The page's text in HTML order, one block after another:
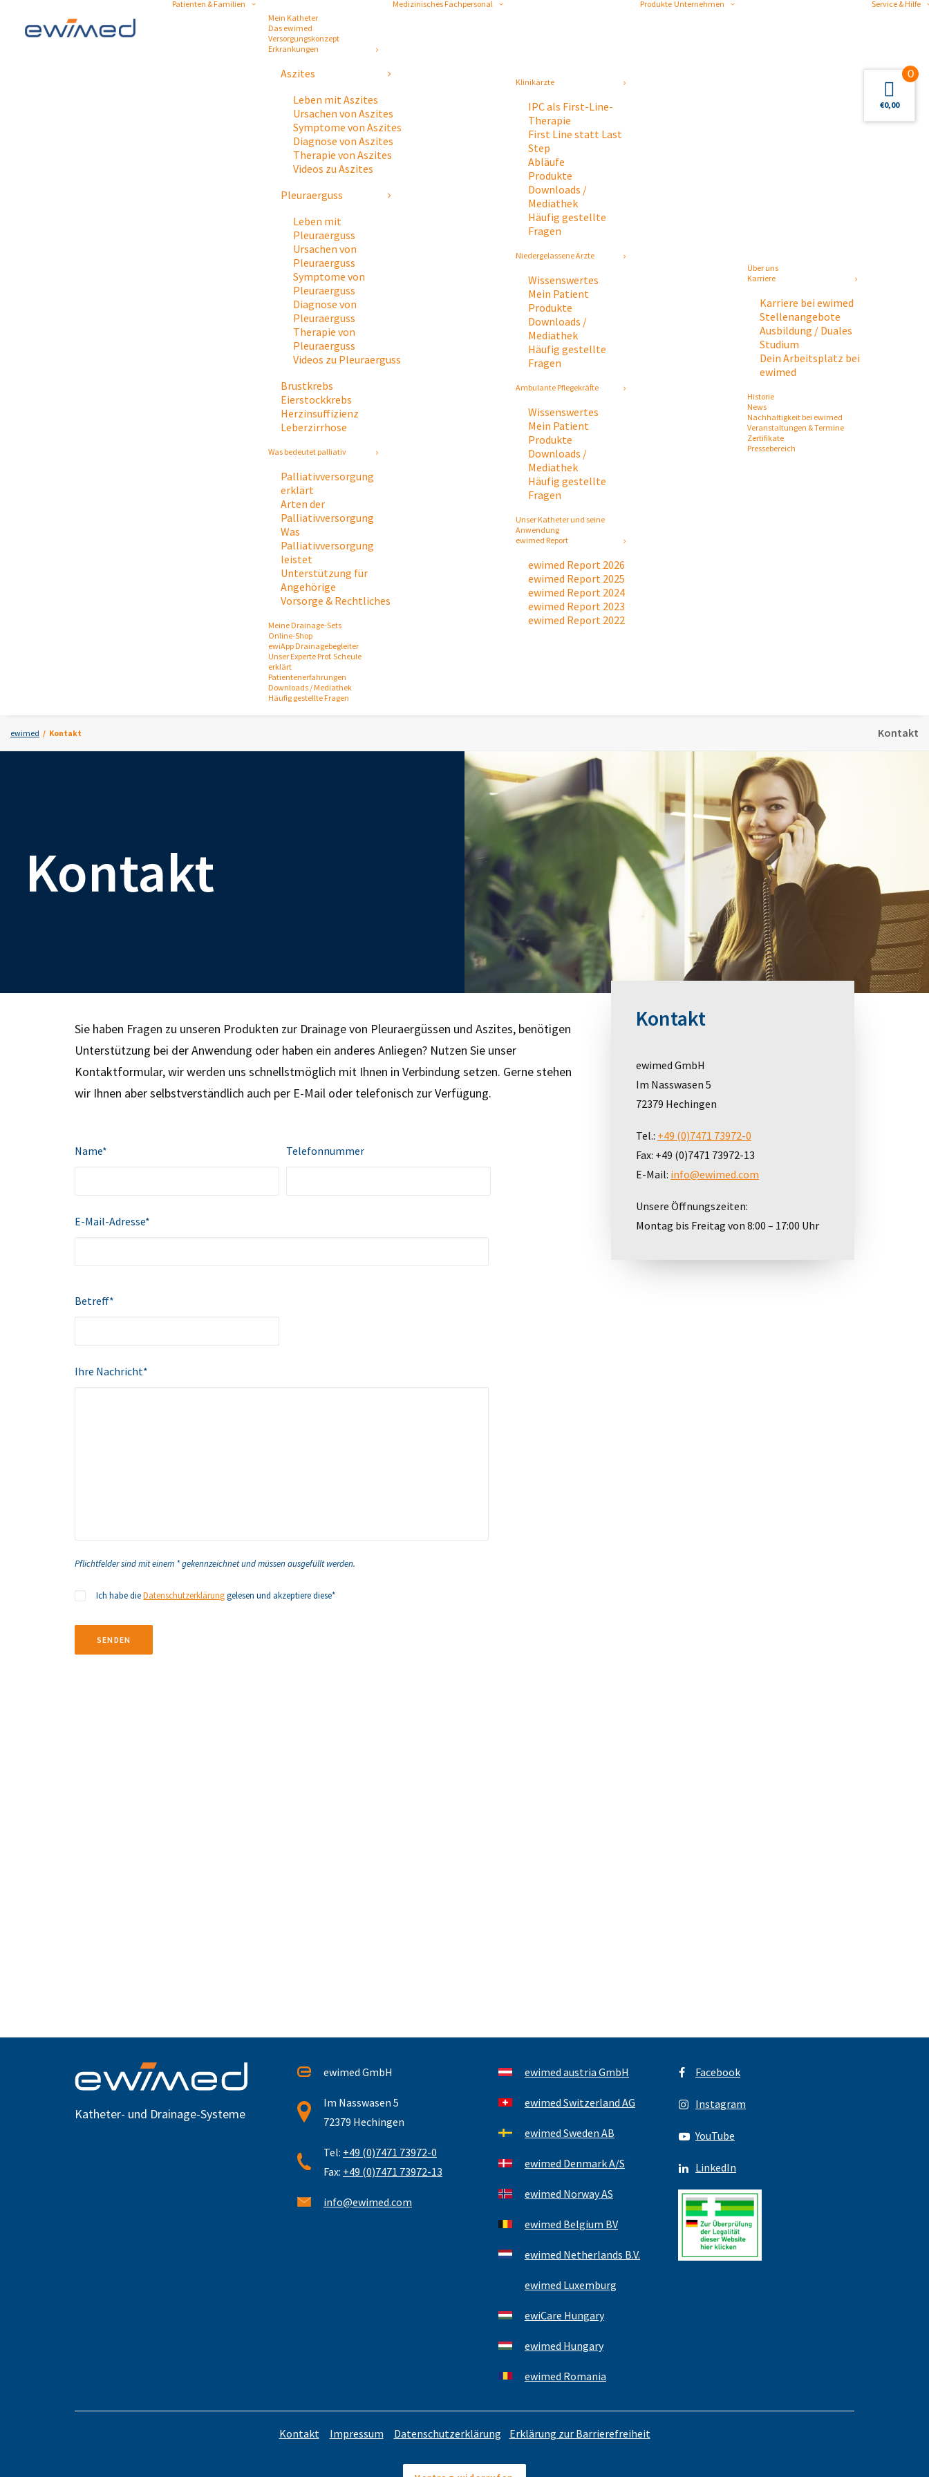
Patienten & Familien
Mein Katheter
Das ewimed
Versorgungskonzept
Erkrankungen
Aszites
Leben mit Aszites
Ursachen von Aszites
Symptome von Aszites
Diagnose von Aszites
Therapie von Aszites
Videos zu Aszites
Pleuraerguss
Leben mit
Pleuraerguss
Ursachen von
Pleuraerguss
Symptome von
Pleuraerguss
Diagnose von
Pleuraerguss
Therapie von
Pleuraerguss
Videos zu Pleuraerguss
Brustkrebs
Eierstockkrebs
Herzinsuffizienz
Leberzirrhose
Was bedeutet palliativ
Palliativversorgung
erklärt
Arten der
Palliativversorgung
Was
Palliativversorgung
leistet
Unterstützung für
Angehörige
Vorsorge & Rechtliches
Meine Drainage-Sets
Online-Shop
ewiApp Drainagebegleiter
Unser Experte Prof. Scheule
erklärt
Patientenerfahrungen
Downloads / Mediathek
Häufig gestellte Fragen
Medizinisches Fachpersonal
Klinikärzte
IPC als First-Line-
Therapie
First Line statt Last
Step
Abläufe
Produkte
Downloads /
Mediathek
Häufig gestellte
Fragen
Niedergelassene Ärzte
Wissenswertes
Mein Patient
Produkte
Downloads /
Mediathek
Häufig gestellte
Fragen
Ambulante Pflegekräfte
Wissenswertes
Mein Patient
Produkte
Downloads /
Mediathek
Häufig gestellte
Fragen
Unser Katheter und seine
Anwendung
ewimed Report
ewimed Report 2026
ewimed Report 2025
ewimed Report 2024
ewimed Report 2023
ewimed Report 2022
Produkte Unternehmen
Über uns
Karriere
Karriere bei ewimed
Stellenangebote
Ausbildung / Duales
Studium
Dein Arbeitsplatz bei
ewimed
Historie
News
Nachhaltigkeit bei ewimed
Veranstaltungen & Termine
Zertifikate
Pressebereich
Service & Hilfe
Kontakt
ewimed Kontakt
Kontakt
Sie haben Fragen zu unseren Produkten zur Drainage von Pleuraergüssen und Aszites, benötigen
Unterstützung bei der Anwendung oder haben ein anderes Anliegen? Nutzen Sie unser
Kontaktformular, wir werden uns schnellstmöglich mit Ihnen in Verbindung setzen. Gerne stehen
wir Ihnen aber selbstverständlich auch per E-Mail oder telefonisch zur Verfügung.
Name* Telefonnummer
E-Mail-Adresse*
Betreff*
Ihre Nachricht*
Pflichtfelder sind mit einem * gekennzeichnet und müssen ausgefüllt werden.
Ich habe dieDatenschutzerklärunggelesen und akzeptiere diese*
Kontakt
ewimed GmbH
Im Nasswasen 5
72379 Hechingen
Tel.: +49 (0)7471 73972-0
Fax: +49 (0)7471 73972-13
E-Mail: info@ewimed.com
Unsere Öffnungszeiten:
Montag bis Freitag von 8:00 – 17:00 Uhr
Katheter- und Drainage-Systeme
ewimed GmbH
Im Nasswasen 5
72379 Hechingen
Tel: +49 (0)7471 73972-0
Fax: +49 (0)7471 73972-13
info@ewimed.com
ewimed austria GmbH
ewimed Switzerland AG
ewimed Sweden AB
ewimed Denmark A/S
ewimed Norway AS
ewimed Belgium BV
ewimed Netherlands B.V.
ewimed Luxemburg
ewiCare Hungary
ewimed Hungary
ewimed Romania
Facebook
Instagram
YouTube
LinkedIn
Kontakt Impressum Datenschutzerklärung Erklärung zur Barrierefreiheit
0
€0,00